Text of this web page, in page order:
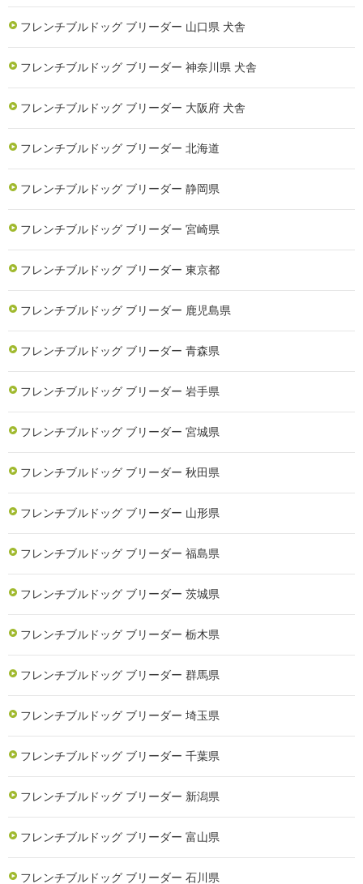
フレンチブルドッグ ブリーダー 山口県 犬舎
フレンチブルドッグ ブリーダー 神奈川県 犬舎
フレンチブルドッグ ブリーダー 大阪府 犬舎
フレンチブルドッグ ブリーダー 北海道
フレンチブルドッグ ブリーダー 静岡県
フレンチブルドッグ ブリーダー 宮崎県
フレンチブルドッグ ブリーダー 東京都
フレンチブルドッグ ブリーダー 鹿児島県
フレンチブルドッグ ブリーダー 青森県
フレンチブルドッグ ブリーダー 岩手県
フレンチブルドッグ ブリーダー 宮城県
フレンチブルドッグ ブリーダー 秋田県
フレンチブルドッグ ブリーダー 山形県
フレンチブルドッグ ブリーダー 福島県
フレンチブルドッグ ブリーダー 茨城県
フレンチブルドッグ ブリーダー 栃木県
フレンチブルドッグ ブリーダー 群馬県
フレンチブルドッグ ブリーダー 埼玉県
フレンチブルドッグ ブリーダー 千葉県
フレンチブルドッグ ブリーダー 新潟県
フレンチブルドッグ ブリーダー 富山県
フレンチブルドッグ ブリーダー 石川県